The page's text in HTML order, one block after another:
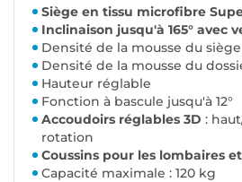
Siège en tissu microfibre
Inclinaison jusqu'à 165° avec
Densité de la mousse du
Densité de la mousse du
Hauteur réglable
Fonction à bascule jusqu'à 12°
Accoudoirs réglables 3D :
rotation
Coussins pour les lombaires
Capacité maximale : 120 kg